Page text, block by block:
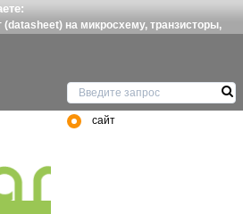
на микросхему, транзисторы,
сайт